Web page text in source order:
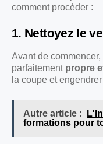
comment procéder :
1. Nettoyez le
Avant de
parfaitement propre
la coupe et
Autre article :
formations pour